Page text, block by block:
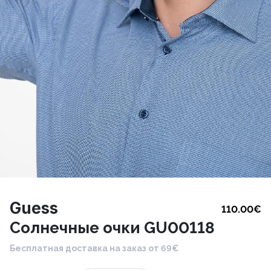
Guess 110.00€
Cолнечные очки GU00118
Бесплатная доставка на заказ от 69€